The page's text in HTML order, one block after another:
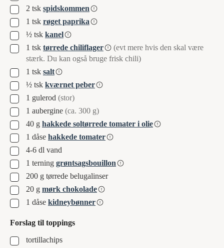
▢
2 tsk spidskommen
▢1 tsk røget paprika
▢
½ tsk kanel
▢1 tsk tørrede chiliflager
(evt mere hvis den skal være
stærk. Du kan også bruge frisk chili)
▢1 tsk salt
▢
½ tsk kværnet peber
▢1 gulerod (stor)
▢1 aubergine (ca. 300 g)
▢
40 g hakkede soltørrede tomater i olie
▢1 dåse hakkede tomater
▢
4-6 dl vand
▢1 terning grøntsagsbouillon
▢
200 g tørrede belugalinser
▢
20 g mørk chokolade
▢1 dåse kidneybønner
Forslag til toppings
▢
tortillachips